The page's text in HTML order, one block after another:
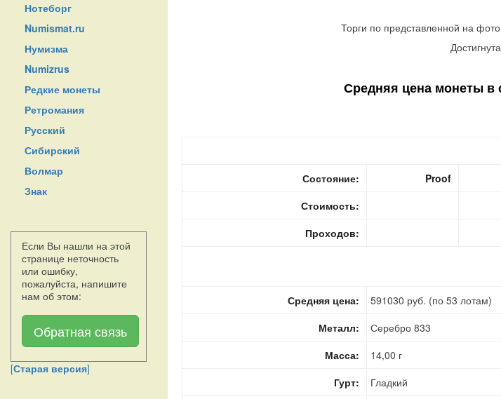
Нотеборг
Numismat.ru
Нумизма
Numizrus
Редкие монеты
Ретромания
Русский
Сибирский
Волмар
Знак
Если Вы нашли на этой
странице неточность
или ошибку,
пожалуйста, напишите
нам об этом:
Обратная связь
[Старая версия]
Торги по представленной на
Средняя цена монеты в
Состояние:
Proof
Стоимость:
Проходов:
Средняя цена:
591030 руб. (по 53 лотам)
Металл:
Серебро 833
Масса:
14,00 г
Гурт:
Гладкий